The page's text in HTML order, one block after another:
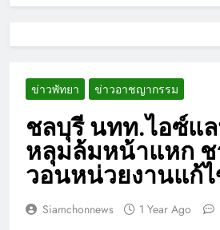
ข่าวพัทยา ข่าวอาชญากรรม
ชลบุรี นทท.ไอซ์แ
หลุมล้มหน้าแหก
วอนหน่วยงานแก้
Siamchonnews 1 Year Ago